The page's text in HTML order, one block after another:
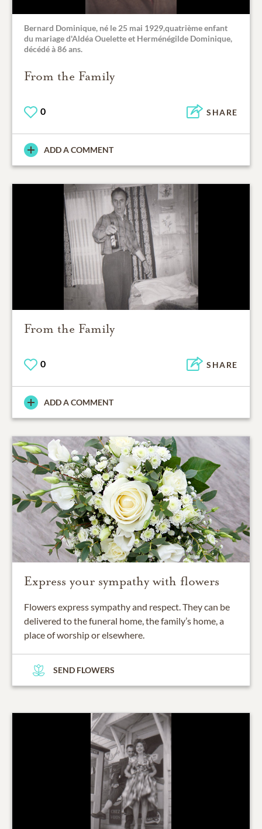
Bernard Dominique, né le 25 mai 1929,quatrième enfant
du mariage d'Aldéa Ouelette et Herménégilde Dominique,
décédé à 86 ans.
From the Family
0 SHARE
ADD A COMMENT
From the Family
0 SHARE
ADD A COMMENT
Express your sympathy with flowers
Flowers express sympathy and respect. They can be
delivered to the funeral home, the family’s home, a
place of worship or elsewhere.
SEND FLOWERS